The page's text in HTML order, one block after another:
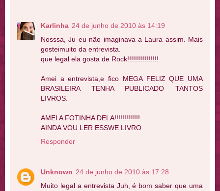
Karlinha 24 de junho de 2010 às 14:19
Nosssa, Ju eu não imaginava a Laura assim. Mais
gosteimuito da entrevista.
que legal ela gosta de Rock!!!!!!!!!!!!!!!!
Amei a entrevista,e fico MEGA FELIZ QUE UMA
BRASILEIRA TENHA PUBLICADO TANTOS
LIVROS.
AMEI A FOTINHA DELA!!!!!!!!!!!!!
AINDA VOU LER ESSWE LIVRO
Responder
Unknown 24 de junho de 2010 às 17:28
Muito legal a entrevista Juh, é bom saber que uma